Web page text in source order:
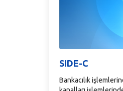
SIDE-C
Bankacılık